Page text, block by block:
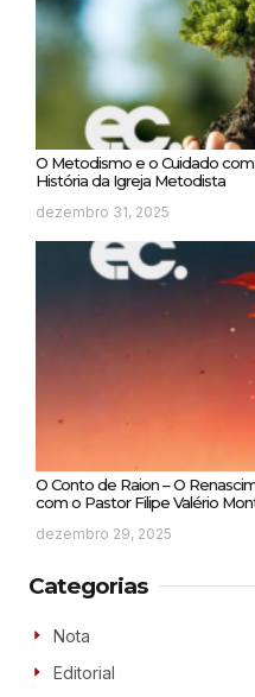
O Metodismo e o Cuidado
História da Igreja Metodista
dezembro 31, 2025
O Conto de Raion – O
com o Pastor Filipe Valério
dezembro 29, 2025
Categorias
Nota
Editorial